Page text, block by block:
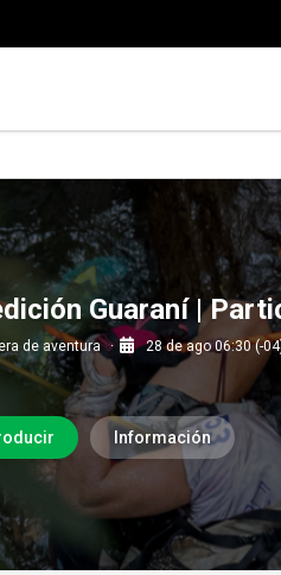
Guaraní |
de aventura 28 de ago 06:30 (-
Información